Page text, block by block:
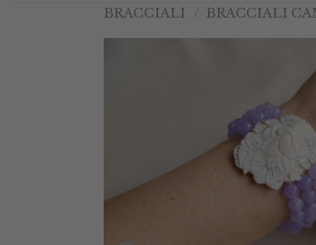
BRACCIALI / BRACCIALI